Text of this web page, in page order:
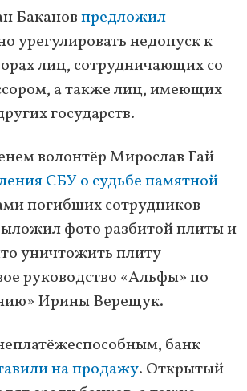
Бакановпредложил
урегулировать недопуск к
лиц, сотрудничающих со
а также лиц, имеющих
государств.
волонтёр Мирослав Гай
СБУ о судьбе памятной
погибших сотрудников
фото разбитой плиты и
уничтожить плиту
руководство «Альфы» по
Ирины Верещук.
банк
на продажу. Открытый